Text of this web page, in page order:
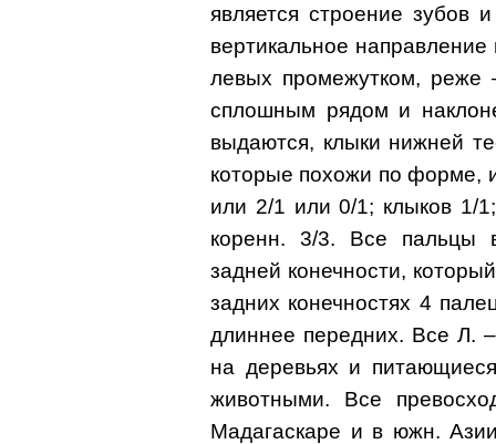
является строение зубов
вертикальное
левых промежутком, реже
сплошным рядом и
выдаются, клыки нижней
которые похожи по форме,
или 2/1 или 0/1; клыков 1/
коренн. 3/3. Все пальцы
задней конечности,
задних конечностях 4
длиннее передних. Все Л.
на деревьях и
животными. Все
Мадагаскаре и в южн.